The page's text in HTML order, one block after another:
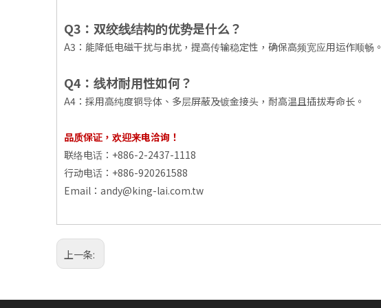
Q3：双绞线结构的优势是什么？
A3：能降低电磁干扰与串扰，提高传输稳定性，确保高频宽应用运作顺畅。
Q4：线材耐用性如何？
A4：採用高纯度铜导体、多层屏蔽及镀金接头，耐高温且插拔寿命长。
品质保证，欢迎来电洽询！
联络电话：+886-2-2437-1118
行动电话：+886-920261588
Email： andy@king-lai.com.tw
上一条: